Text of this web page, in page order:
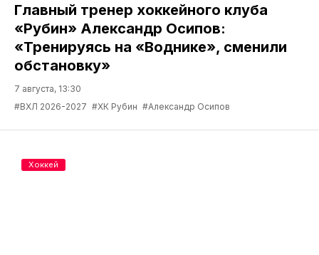
Главный тренер хоккейного клуба
«Рубин» Александр Осипов:
«Тренируясь на «Воднике», сменили
обстановку»
7 августа, 13:30
#ВХЛ 2026-2027 #ХК Рубин #Александр Осипов
Хоккей